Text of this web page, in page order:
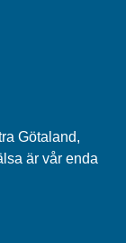
Götaland,
är vår enda